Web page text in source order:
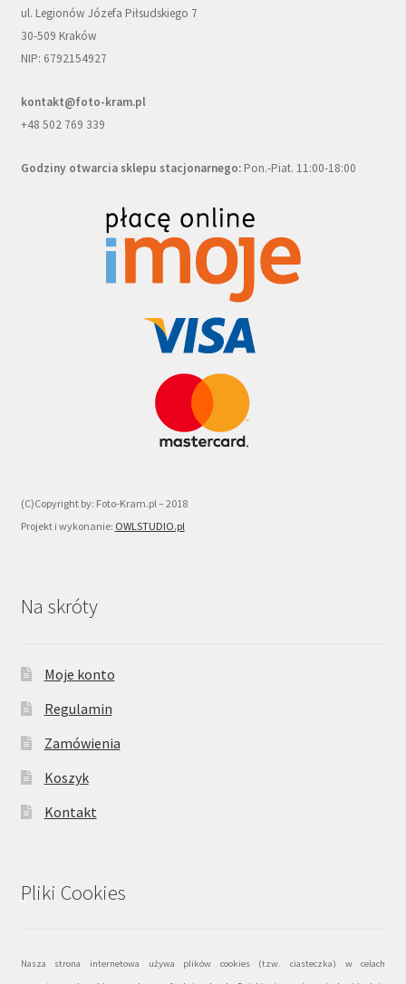
ul. Legionów Józefa Piłsudskiego 7
30-509 Kraków
NIP: 6792154927
kontakt@foto-kram.pl
+48 502 769 339
Godziny otwarcia sklepu stacjonarnego:Pon.-Piat. 11:00-18:00
(C)Copyright by: Foto-Kram.pl – 2018
Projekt i wykonanie: OWLSTUDIO.pl
Na skróty
Moje konto
Regulamin
Zamówienia
Koszyk
Kontakt
Pliki Cookies
Nasza strona internetowa używa plików cookies (tzw. ciasteczka) w celach